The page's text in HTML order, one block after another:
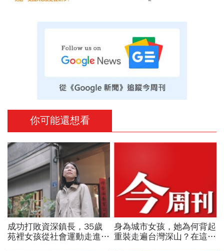
你可能還想看
成功打敗資深鎮長，35歲
苑裡女孩從社會運動走進鎮
身為城市女孩，她為何背起
重裝走遍台灣深山？在這座